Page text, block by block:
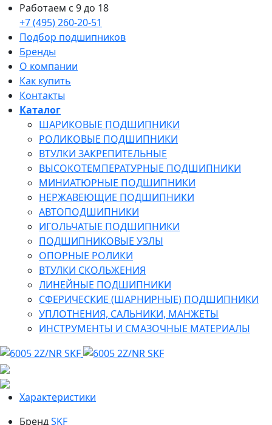
Работаем с 9 до 18
+7 (495) 260-20-51
Подбор подшипников
Бренды
О компании
Как купить
Контакты
Каталог
ШАРИКОВЫЕ ПОДШИПНИКИ
РОЛИКОВЫЕ ПОДШИПНИКИ
ВТУЛКИ ЗАКРЕПИТЕЛЬНЫЕ
ВЫСОКОТЕМПЕРАТУРНЫЕ ПОДШИПНИКИ
МИНИАТЮРНЫЕ ПОДШИПНИКИ
НЕРЖАВЕЮЩИЕ ПОДШИПНИКИ
АВТОПОДШИПНИКИ
ИГОЛЬЧАТЫЕ ПОДШИПНИКИ
ПОДШИПНИКОВЫЕ УЗЛЫ
ОПОРНЫЕ РОЛИКИ
ВТУЛКИ СКОЛЬЖЕНИЯ
ЛИНЕЙНЫЕ ПОДШИПНИКИ
СФЕРИЧЕСКИЕ (ШАРНИРНЫЕ) ПОДШИПНИКИ
УПЛОТНЕНИЯ, САЛЬНИКИ, МАНЖЕТЫ
ИНСТРУМЕНТЫ И СМАЗОЧНЫЕ МАТЕРИАЛЫ
Характеристики
БрендSKF